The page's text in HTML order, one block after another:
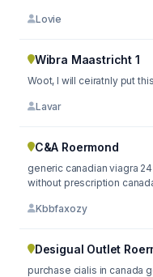
Lovie
Wibra Maastricht 1
Woot, I will ceiratnly put
Lavar
C&A Roermond
generic canadian viagra 24 medic http://kloviagrli.com/ viagra
without prescription
Kbbfaxozy
Desigual Outlet
purchase cialis in canada